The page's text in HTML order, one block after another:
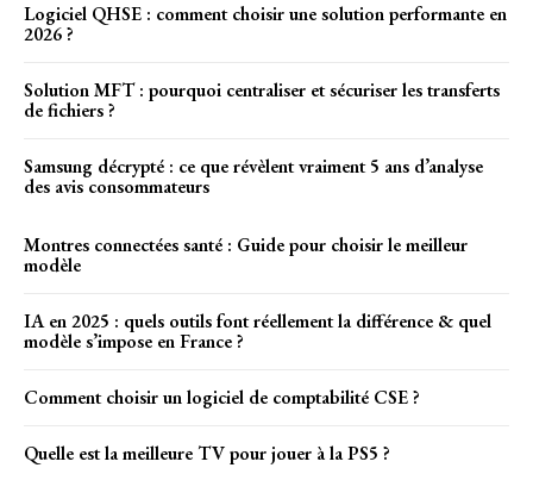
Logiciel QHSE : comment choisir une solution performante en
2026 ?
Solution MFT : pourquoi centraliser et sécuriser les transferts
de fichiers ?
Samsung décrypté : ce que révèlent vraiment 5 ans d’analyse
des avis consommateurs
Montres connectées santé : Guide pour choisir le meilleur
modèle
IA en 2025 : quels outils font réellement la différence & quel
modèle s’impose en France ?
Comment choisir un logiciel de comptabilité CSE ?
Quelle est la meilleure TV pour jouer à la PS5 ?